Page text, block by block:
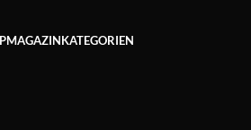
MAGAZINKATEGORIEN